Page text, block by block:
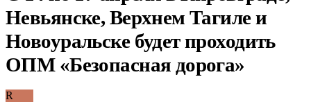
Невьянске, Верхнем Тагиле и
Новоуральске будет проходить
ОПМ «Безопасная дорога»
R